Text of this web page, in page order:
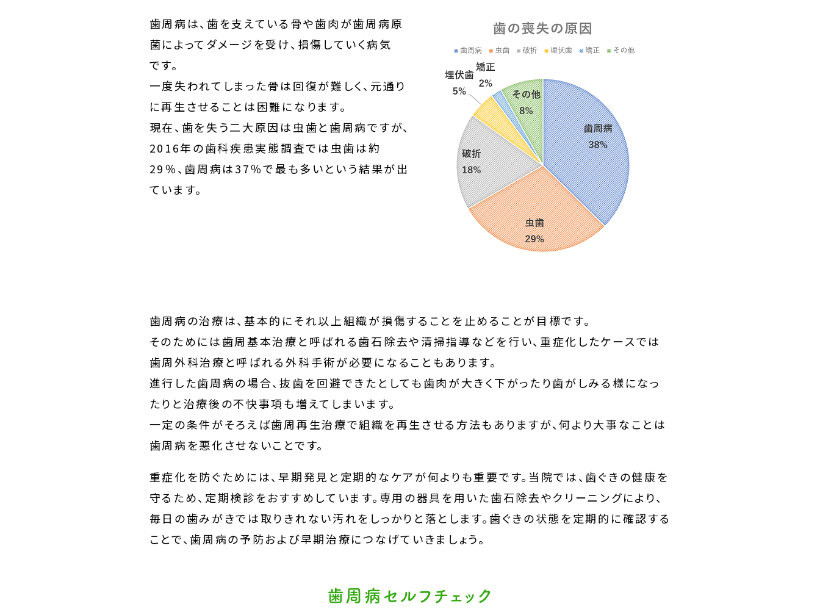
歯周病は、歯を支えている骨や歯肉が歯周病原
菌によってダメージを受け、損傷していく病気
です。
一度失われてしまった骨は回復が難しく、元通り
に再生させることは困難になります。
現在、歯を失う二大原因は虫歯と歯周病ですが、
2016年の歯科疾患実態調査では虫歯は約
29％、歯周病は37％で最も多いという結果が出
ています。
歯周病の治療は、基本的にそれ以上組織が損傷することを止めることが目標です。
そのためには歯周基本治療と呼ばれる歯石除去や清掃指導などを行い、重症化したケースでは
歯周外科治療と呼ばれる外科手術が必要になることもあります。
進行した歯周病の場合、抜歯を回避できたとしても歯肉が大きく下がったり歯がしみる様になっ
たりと治療後の不快事項も増えてしまいます。
一定の条件がそろえば歯周再生治療で組織を再生させる方法もありますが、何より大事なことは
歯周病を悪化させないことです。
重症化を防ぐためには、早期発見と定期的なケアが何よりも重要です。当院では、歯ぐきの健康を
守るため、定期検診をおすすめしています。専用の器具を用いた歯石除去やクリーニングにより、
毎日の歯みがきでは取りきれない汚れをしっかりと落とします。歯ぐきの状態を定期的に確認する
ことで、歯周病の予防および早期治療につなげていきましょう。
歯周病セルフチェック